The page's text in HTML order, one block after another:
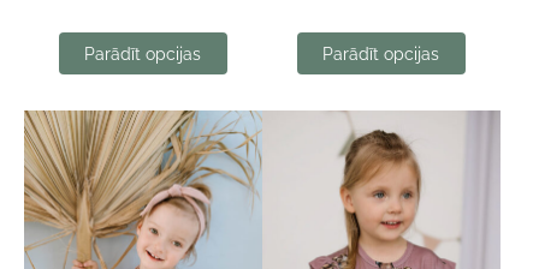
Parādīt opcijas Parādīt opcijas